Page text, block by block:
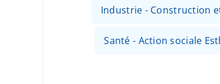
Industrie - Construction
Santé - Action sociale